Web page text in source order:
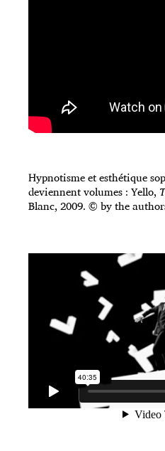
Hypnotisme et esthétique
deviennent volumes : Yello,
Blanc, 2009. © by the